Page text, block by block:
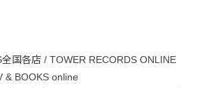
全国各店 / TOWER RECORDS ONLINE
& BOOKS online